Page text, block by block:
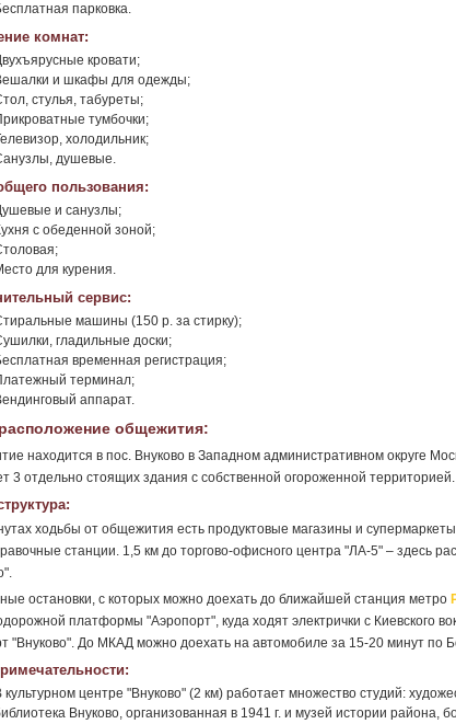
парковка.
комнат:
кровати;
и шкафы для одежды;
стулья, табуреты;
тумбочки;
холодильник;
душевые.
пользования:
и санузлы;
с обеденной зоной;
для курения.
сервис:
машины (150 р. за стирку);
гладильные доски;
временная регистрация;
терминал;
аппарат.
общежития:
находится в пос. Внуково в Западном административном округе
3 отдельно стоящих здания с собственной огороженной территорией.
ходьбы от общежития есть продуктовые магазины и
станции. 1,5 км до торгово-офисного центра "ЛА-5" – здесь
остановки, с которых можно доехать до ближайшей станция метро
платформы "Аэропорт", куда ходят электрички с Киевского
"Внуково". До МКАД можно доехать на автомобиле за 15-20 минут по
культурном центре "Внуково" (2 км) работает множество студий:
Внуково, организованная в 1941 г. и музей истории